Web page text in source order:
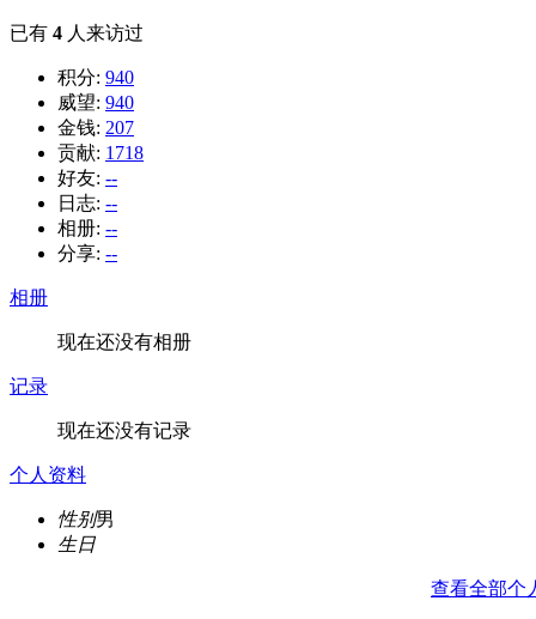
已有 4 人来访过
积分: 940
威望: 940
金钱: 207
贡献: 1718
好友: --
日志: --
相册: --
分享: --
相册
现在还没有相册
记录
现在还没有记录
个人资料
性别男
生日
查看全部个